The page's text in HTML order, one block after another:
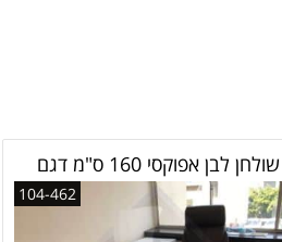
שולחן לבן אפוקסי 160 ס"מ דגם
גאלרי
104-462